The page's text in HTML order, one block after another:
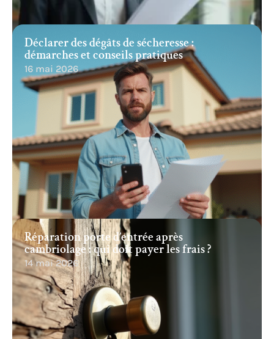
Déclarer des dégâts de sécheresse :
démarches et conseils pratiques
16 mai 2026
Réparation porte d’entrée après
cambriolage : qui doit payer les frais ?
14 mai 2026